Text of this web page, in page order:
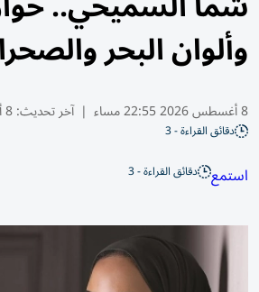
وألوان البحر
8 أغسطس 2026 22:55 مساء | آخر تحديث:8 أغسطس 22:57 2026
دقائق القراءة - 3
استمع دقائق القراءة - 3